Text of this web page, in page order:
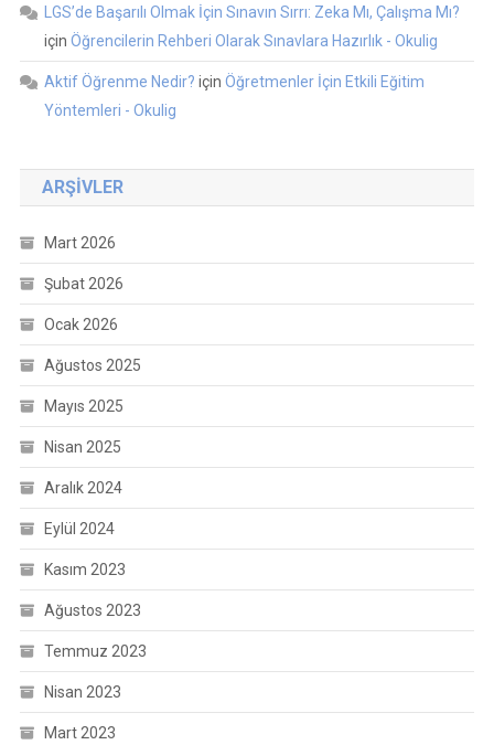
LGS’de Başarılı Olmak İçin Sınavın Sırrı: Zeka Mı, Çalışma Mı?
için Öğrencilerin Rehberi Olarak Sınavlara Hazırlık - Okulig
Aktif Öğrenme Nedir? için Öğretmenler İçin Etkili Eğitim
Yöntemleri - Okulig
ARŞIVLER
Mart 2026
Şubat 2026
Ocak 2026
Ağustos 2025
Mayıs 2025
Nisan 2025
Aralık 2024
Eylül 2024
Kasım 2023
Ağustos 2023
Temmuz 2023
Nisan 2023
Mart 2023